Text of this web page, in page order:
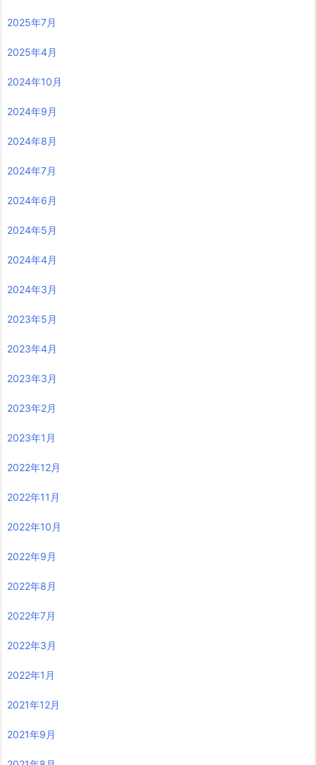
2025年7月
2025年4月
2024年10月
2024年9月
2024年8月
2024年7月
2024年6月
2024年5月
2024年4月
2024年3月
2023年5月
2023年4月
2023年3月
2023年2月
2023年1月
2022年12月
2022年11月
2022年10月
2022年9月
2022年8月
2022年7月
2022年3月
2022年1月
2021年12月
2021年9月